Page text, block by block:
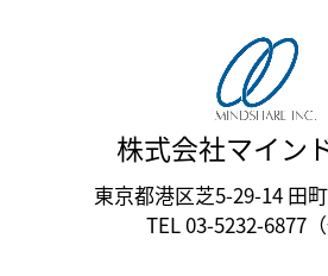
株式会社マイン
東京都港区芝5-29-14 田
TEL 03-5232-6877（